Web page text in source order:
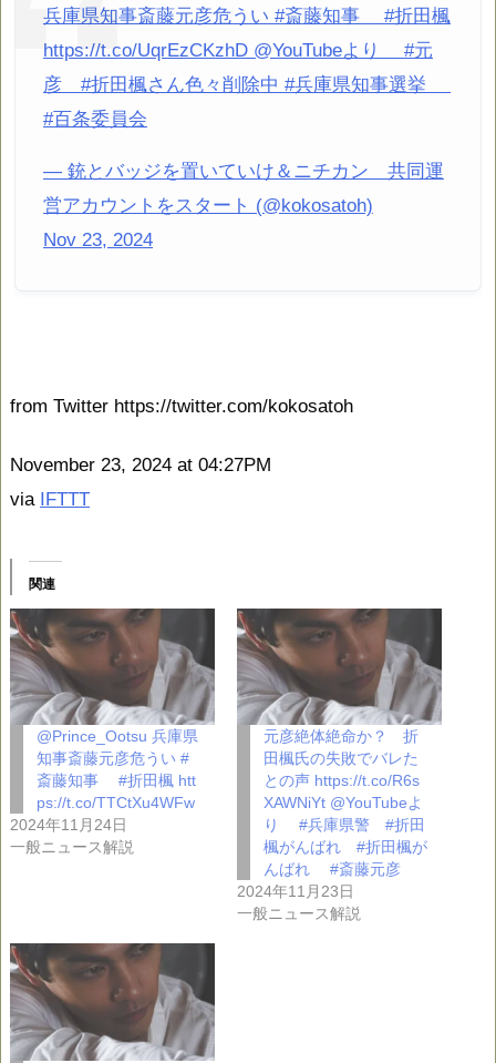
兵庫県知事斎藤元彦危うい #斎藤知事 #折田楓
https://t.co/UqrEzCKzhD @YouTubeより #元
彦 #折田楓さん色々削除中 #兵庫県知事選挙
#百条委員会
— 銃とバッジを置いていけ＆ニチカン 共同運
営アカウントをスタート (@kokosatoh)
Nov 23, 2024
from Twitter https://twitter.com/kokosatoh
November 23, 2024 at 04:27PM
via IFTTT
関連
@Prince_Ootsu 兵庫県
知事斎藤元彦危うい #
斎藤知事 #折田楓 htt
ps://t.co/TTCtXu4WFw
2024年11月24日
一般ニュース解説
元彦絶体絶命か？ 折
田楓氏の失敗でバレた
との声 https://t.co/R6s
XAWNiYt @YouTubeよ
り #兵庫県警 #折田
楓がんばれ #折田楓が
んばれ #斎藤元彦
2024年11月23日
一般ニュース解説